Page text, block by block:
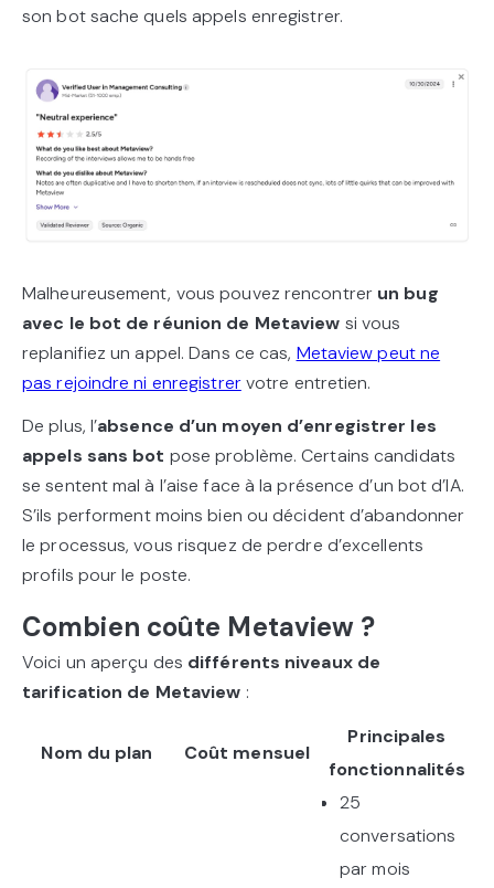
son bot sache quels appels enregistrer.
Malheureusement, vous pouvez rencontrer un bug
avec le bot de réunion de Metaview si vous
replanifiez un appel. Dans ce cas, Metaview peut ne
pas rejoindre ni enregistrervotre entretien.
De plus, l’absence d’un moyen d’enregistrer les
appels sans bot pose problème. Certains candidats
se sentent mal à l’aise face à la présence d’un bot d’IA.
S’ils performent moins bien ou décident d’abandonner
le processus, vous risquez de perdre d’excellents
profils pour le poste.
Combien coûte Metaview ?
Voici un aperçu des différents niveaux de
tarification de Metaview :
Nom du plan Coût mensuel
Principales
fonctionnalités
25
conversations
par mois